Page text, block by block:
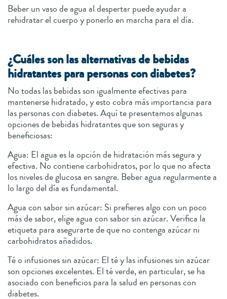
Beber un vaso de agua al despertar puede ayudar a
rehidratar el cuerpo y ponerlo en marcha para el día.
¿Cuáles son las alternativas de bebidas
hidratantes para personas con diabetes?
No todas las bebidas son igualmente efectivas para
mantenerse hidratado, y esto cobra más importancia para
las personas con diabetes. Aquí te presentamos algunas
opciones de bebidas hidratantes que son seguras y
beneficiosas:
Agua: El agua es la opción de hidratación más segura y
efectiva. No contiene carbohidratos, por lo que no afecta
los niveles de glucosa en sangre. Beber agua regularmente a
lo largo del día es fundamental.
Agua con sabor sin azúcar: Si prefieres algo con un poco
más de sabor, elige agua con sabor sin azúcar. Verifica la
etiqueta para asegurarte de que no contenga azúcar ni
carbohidratos añadidos.
Té o infusiones sin azúcar: El té y las infusiones sin azúcar
son opciones excelentes. El té verde, en particular, se ha
asociado con beneficios para la salud en personas con
diabetes.